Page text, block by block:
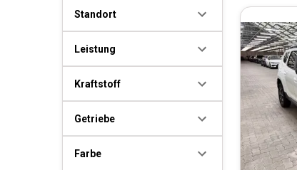
Standort
Leistung
Kraftstoff
Getriebe
Farbe